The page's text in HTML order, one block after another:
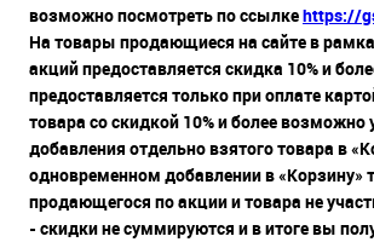
возможно посмотреть по ссылкеhttps://
На товары продающиеся на сайте в
акций предоставляется скидка 10% и
предоставляется только при оплате
товара со скидкой 10% и более возможно
добавления отдельно взятого товара в
одновременном добавлении в «Корзину»
продающегося по акции и товара не
- скидки не суммируются и в итоге вы